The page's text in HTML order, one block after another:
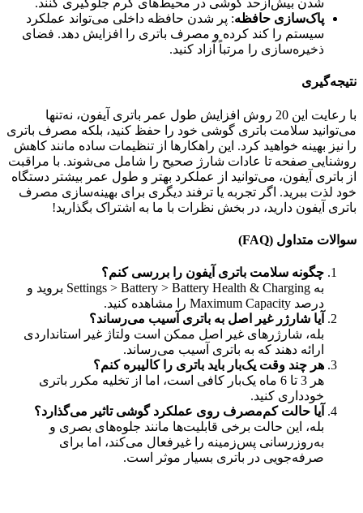
شدن بیش‌ازحد گوشی در محیط‌های گرم جلوگیری کنند.
پاک‌سازی حافظه: پر شدن حافظه داخلی می‌تواند عملکرد
سیستم را کند کرده و مصرف باتری را افزایش دهد. فضای
ذخیره‌سازی را مرتباً آزاد کنید.
نتیجه‌گیری
با رعایت این 20 روش افزایش طول عمر باتری آیفون، نه‌تنها
می‌توانید سلامت باتری گوشی خود را حفظ کنید، بلکه مصرف باتری
را نیز بهینه خواهید کرد. این راهکارها از تنظیمات ساده مانند کاهش
روشنایی صفحه تا عادات شارژ صحیح را شامل می‌شوند. با مراقبت
از باتری آیفون، می‌توانید از عملکرد بهتر و طول عمر بیشتر دستگاه
خود لذت ببرید. اگر تجربه یا ترفند دیگری برای بهینه‌سازی مصرف
باتری آیفون دارید، در بخش نظرات با ما به اشتراک بگذارید!
سوالات متداول (FAQ)
چگونه سلامت باتری آیفون را بررسی کنم؟
به Settings > Battery > Battery Health & Charging بروید و
درصد Maximum Capacity را مشاهده کنید.
آیا شارژر غیر اصل به باتری آسیب می‌رساند؟
بله، شارژرهای غیر اصل ممکن است ولتاژ غیر استانداردی
ارائه دهند که به باتری آسیب می‌رساند.
هر چند وقت یک‌بار باید باتری را کالیبره کنم؟
هر 3 تا 6 ماه یک‌بار کافی است، اما از تخلیه مکرر باتری
خودداری کنید.
آیا حالت کم‌مصرف روی عملکرد گوشی تاثیر می‌گذارد؟
بله، این حالت برخی قابلیت‌ها مانند جلوه‌های بصری و
به‌روزرسانی پس‌زمینه را غیرفعال می‌کند، اما برای
صرفه‌جویی در باتری بسیار موثر است.